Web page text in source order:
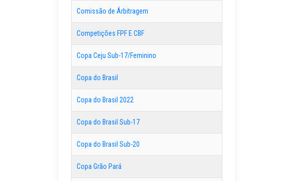
Comissão de Árbitragem
Competições FPF E CBF
Copa Ceju Sub-17/Feminino
Copa do Brasil
Copa do Brasil 2022
Copa do Brasil Sub-17
Copa do Brasil Sub-20
Copa Grão Pará